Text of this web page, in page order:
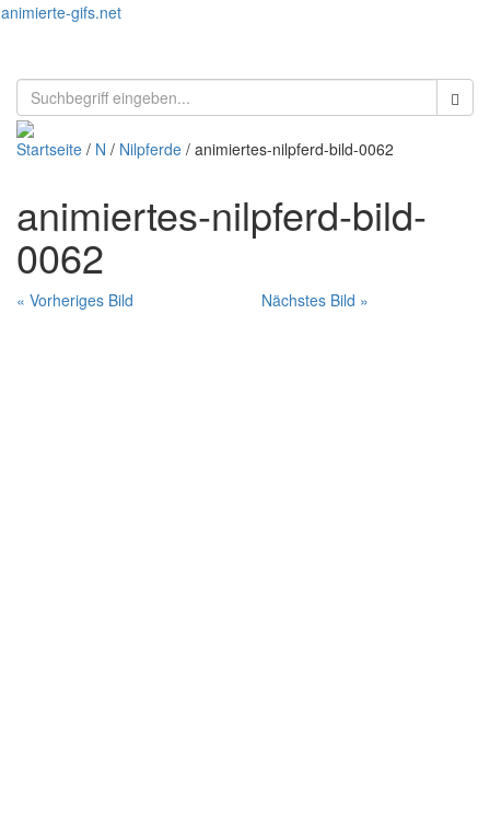
animierte-gifs.net
Startseite / N / Nilpferde / animiertes-nilpferd-bild-0062
animiertes-nilpferd-bild-
0062
« Vorheriges Bild Nächstes Bild »